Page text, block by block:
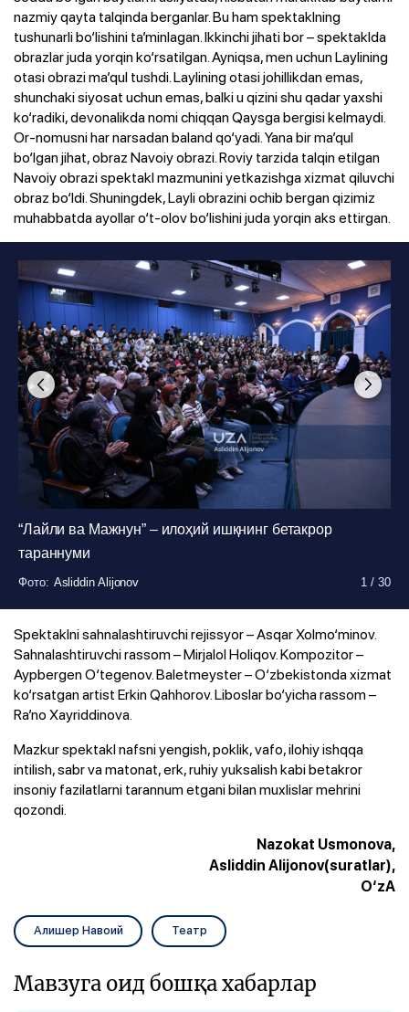
nazmiy qayta talqinda berganlar. Bu ham spektaklning
tushunarli bo‘lishini ta’minlagan. Ikkinchi jihati bor – spektaklda
obrazlar juda yorqin ko‘rsatilgan. Ayniqsa, men uchun Laylining
otasi obrazi ma’qul tushdi. Laylining otasi johillikdan emas,
shunchaki siyosat uchun emas, balki u qizini shu qadar yaxshi
ko‘radiki, devonalikda nomi chiqqan Qaysga bergisi kelmaydi.
Or-nomusni har narsadan baland qo‘yadi. Yana bir ma’qul
bo‘lgan jihat, obraz Navoiy obrazi. Roviy tarzida talqin etilgan
Navoiy obrazi spektakl mazmunini yetkazishga xizmat qiluvchi
obraz bo‘ldi. Shuningdek, Layli obrazini ochib bergan qizimiz
muhabbatda ayollar o‘t-olov bo‘lishini juda yorqin aks ettirgan.
“Лайли ва Мажнун” – илоҳий ишқнинг бетакрор
тараннуми
Фото: Asliddin Alijonov 1 /30
Фото: Asliddin Alijonov 1 /30
Фото: Asliddin Alijonov 1 /30
Фото: Asliddin Alijonov 1 /30
Фото: Asliddin Alijonov 1 /30
Фото: Asliddin Alijonov 1 /30
Фото: Asliddin Alijonov 1 /30
Фото: Asliddin Alijonov 1 /30
Фото: Asliddin Alijonov 1 /30
Фото: Asliddin Alijonov 1 /30
Фото: Asliddin Alijonov 1 /30
Фото: Asliddin Alijonov 1 /30
Фото: Asliddin Alijonov 1 /30
Фото: Asliddin Alijonov 1 /30
Фото Asliddin Alijonov
Фото: Asliddin Alijonov 1 /30
Фото: Asliddin Alijonov 1 /30
Фото: Asliddin Alijonov 1 /30
Фото: Asliddin Alijonov 1 /30
Фото: Asliddin Alijonov 1 /30
Фото: Asliddin Alijonov 1 /30
Фото: Asliddin Alijonov 1 /30
Фото: Asliddin Alijonov 1 /30
Фото: Asliddin Alijonov 1 /30
Фото: Asliddin Alijonov 1 /30
Фото: Asliddin Alijonov 1 /30
Фото Asliddin Alijonov
Фото: Asliddin Alijonov 1 /30
Фото: Asliddin Alijonov 1 /30
Фото: Asliddin Alijonov 1 /30
Spektaklni sahnalashtiruvchi rejissyor – Asqar Xolmo‘minov.
Sahnalashtiruvchi rassom – Mirjalol Holiqov. Kompozitor –
Aypbergen O‘tegenov. Baletmeyster – O‘zbekistonda xizmat
ko‘rsatgan artist Erkin Qahhorov. Liboslar bo‘yicha rassom –
Ra’no Xayriddinova.
Mazkur spektakl nafsni yengish, poklik, vafo, ilohiy ishqqa
intilish, sabr va matonat, erk, ruhiy yuksalish kabi betakror
insoniy fazilatlarni tarannum etgani bilan muxlislar mehrini
qozondi.
Nazokat Usmonova,
Asliddin Alijonov(suratlar),
O‘zA
Алишер Навоий Театр
Мавзуга оид бошқа хабарлар